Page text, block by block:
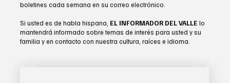
boletines cada semana en su correo electrónico.
Si usted es de habla hispana, EL INFORMADOR DEL VALLE lo
mantendrá informado sobre temas de interés para usted y su
familia y en contacto con nuestra cultura, raíces e idioma.